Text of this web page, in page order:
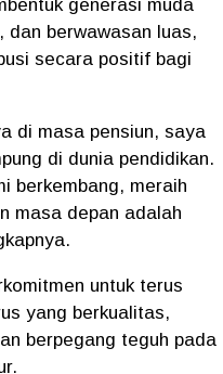
generasi muda
dan berwawasan luas,
secara positif bagi
di masa pensiun, saya
di dunia pendidikan.
berkembang, meraih
masa depan adalah
untuk terus
yang berkualitas,
berpegang teguh pada